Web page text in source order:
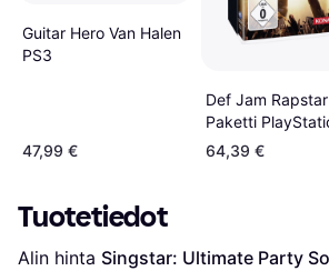
Guitar Hero Van Halen
PS3
47,99 €
Def Jam Rapstar
Paketti
64,39 €
Tuotetiedot
Alin hinta Singstar: Ultimate Party